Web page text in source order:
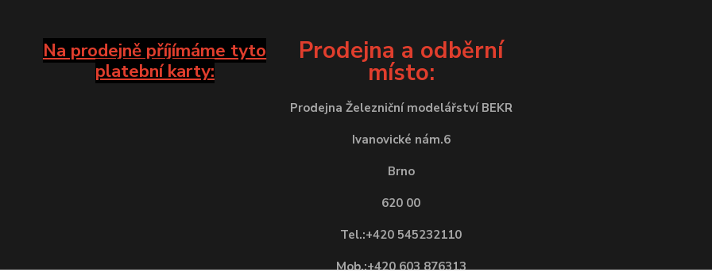
Na prodejně příjímáme tyto
platební karty:
Prodejna a odběrní
místo:
Prodejna Železniční modelářství BEKR
Ivanovické nám.6
Brno
620 00
Tel.:+420 545232110
Mob.:+420 603 876313